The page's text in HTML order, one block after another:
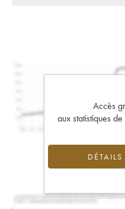
Accès
aux statistiques